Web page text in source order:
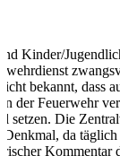
Kinder/
bekannt, dass
der Feuerwehr
setzen. Die
da
Kommentar